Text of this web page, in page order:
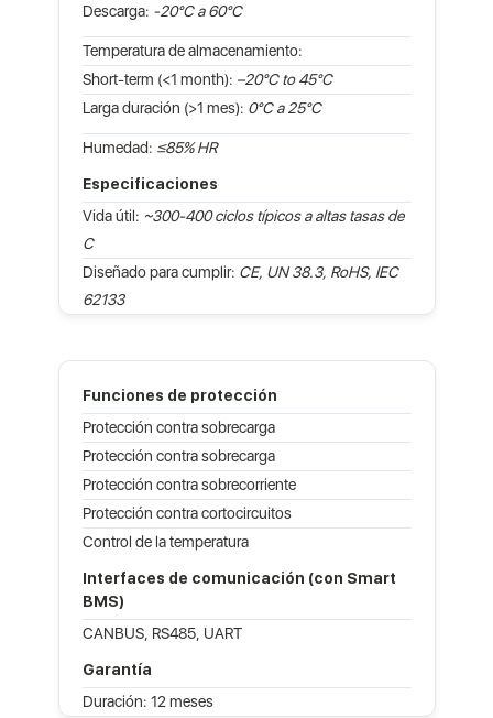
Descarga: -20°C a 60°C
Temperatura de almacenamiento:
Short-term (<1 month): –20°C to 45°C
Larga duración (>1 mes): 0°C a 25°C
Humedad: ≤85% HR
Especificaciones
Vida útil: ~300-400 ciclos típicos a altas tasas de
C
Diseñado para cumplir: CE, UN 38.3, RoHS, IEC
62133
Funciones de protección
Protección contra sobrecarga
Protección contra sobrecarga
Protección contra sobrecorriente
Protección contra cortocircuitos
Control de la temperatura
Interfaces de comunicación (con Smart
BMS)
CANBUS, RS485, UART
Garantía
Duración: 12 meses